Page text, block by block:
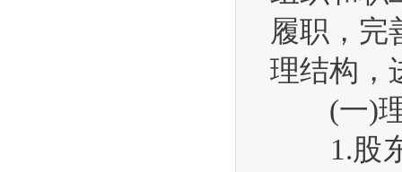
履职，完
理结构，
(一)理
1.股东